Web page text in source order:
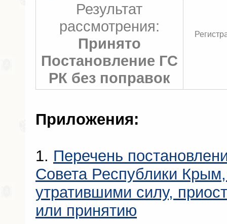
Результат
рассмотрения:
Принято
Постановление ГС
РК без поправок
Приложения:
1. Перечень
Совета Республики
утратившими силу,
или принятию